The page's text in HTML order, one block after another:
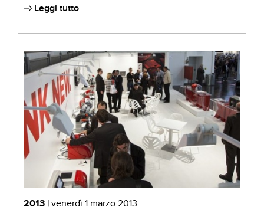
Leggi tutto
2013 | venerdì 1 marzo 2013